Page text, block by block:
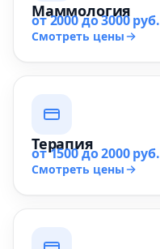
Маммология
от 2000 до 3000 руб.
Смотреть цены
Терапия
от 1500 до 2000 руб.
Смотреть цены